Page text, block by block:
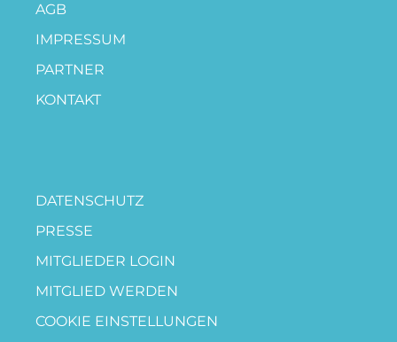
AGB
IMPRESSUM
PARTNER
KONTAKT
DATENSCHUTZ
PRESSE
MITGLIEDER LOGIN
MITGLIED WERDEN
COOKIE EINSTELLUNGEN